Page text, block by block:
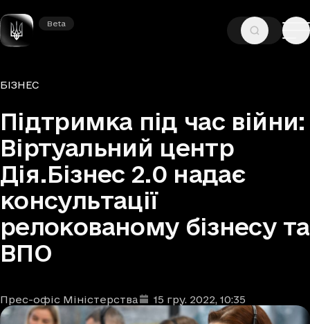
Beta
Beta
ГОЛОВНА
Рубрики
БІЗНЕС
Підтримка під час війни:
Віртуальний центр
Дія.Бізнес 2.0 надає
консультації
релокованому бізнесу та
ВПО
Автори
Прес-офіс Міністерства
Дата та час публікації: 15 гру. 2022, 10:35